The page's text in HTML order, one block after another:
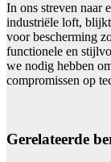
In ons streven naar
industriële loft,
voor bescherming
functionele en
we nodig hebben
compromissen op
Gerelateerde